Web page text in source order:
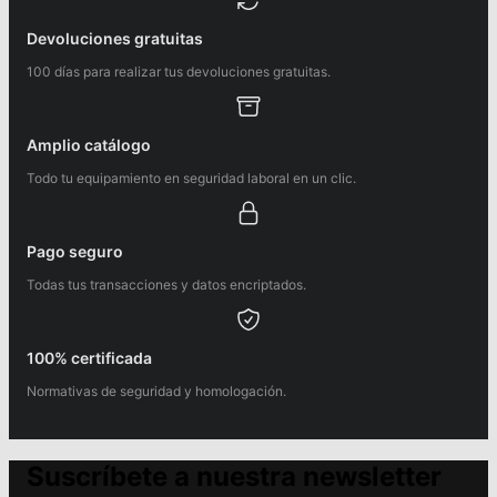
Devoluciones gratuitas
100 días para realizar tus devoluciones gratuitas.
Amplio catálogo
Todo tu equipamiento en seguridad laboral en un clic.
Pago seguro
Todas tus transacciones y datos encriptados.
100% certificada
Normativas de seguridad y homologación.